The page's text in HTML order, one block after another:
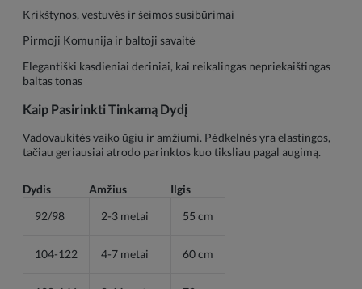
Krikštynos, vestuvės ir šeimos susibūrimai
Pirmoji Komunija ir baltoji savaitė
Elegantiški kasdieniai deriniai, kai reikalingas nepriekaištingas
baltas tonas
Kaip Pasirinkti Tinkamą Dydį
Vadovaukitės vaiko ūgiu ir amžiumi. Pėdkelnės yra elastingos,
tačiau geriausiai atrodo parinktos kuo tiksliau pagal augimą.
Dydis Amžius
Ilgis
92/98
2-3 metai 55 cm
104-122 4-7 metai 60 cm